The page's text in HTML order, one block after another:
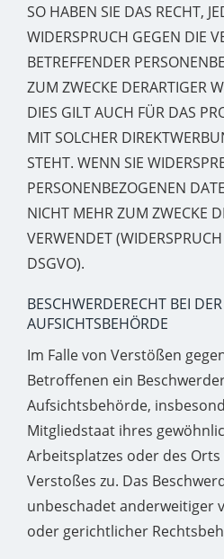
SO HABEN SIE DAS RECHT,
WIDERSPRUCH GEGEN DIE
BETREFFENDER
ZUM ZWECKE DERARTIGER
DIES GILT AUCH FÜR DAS
MIT SOLCHER
STEHT. WENN SIE
PERSONENBEZOGENEN
NICHT MEHR ZUM ZWECKE
VERWENDET
DSGVO).
BESCHWERDERECHT BEI
AUFSICHTSBEHÖRDE
Im Falle von Verstößen
Betroffenen ein
Aufsichtsbehörde,
Mitgliedstaat ihres
Arbeitsplatzes oder des
Verstoßes zu. Das
unbeschadet anderweitiger
oder gerichtlicher